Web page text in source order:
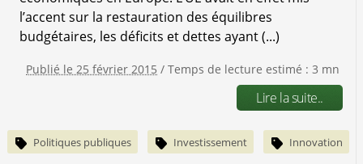
l’accent sur la restauration des équilibres
budgétaires, les déficits et dettes ayant (...)
Publié le 25 février 2015 / Temps de lecture estimé : 3 mn
Lire la suite..
Politiques publiques Investissement Innovation